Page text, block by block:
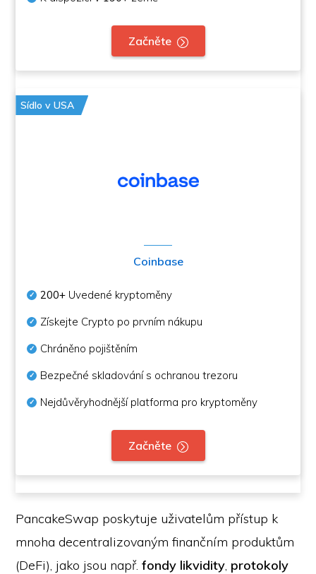
Začněte
Sídlo v USA
Coinbase
200+ Uvedené kryptoměny
Získejte Crypto po prvním nákupu
Chráněno pojištěním
Bezpečné skladování s ochranou trezoru
Nejdůvěryhodnější platforma pro kryptoměny
Začněte
PancakeSwap poskytuje uživatelům přístup k
mnoha decentralizovaným finančním produktům
(DeFi), jako jsou např. fondy likvidity, protokoly